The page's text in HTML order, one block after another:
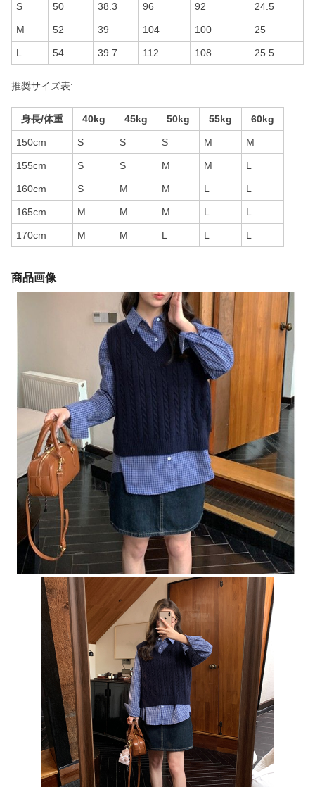
S 50 38.3 96 92 24.5
M 52 39 104 100 25
L 54 39.7 112 108 25.5
推奨サイズ表:
身長/体重 40kg 45kg 50kg 55kg 60kg
150cm S S S M M
155cm S S M M L
160cm S M M L L
165cm M M M L L
170cm M M L L L
商品画像